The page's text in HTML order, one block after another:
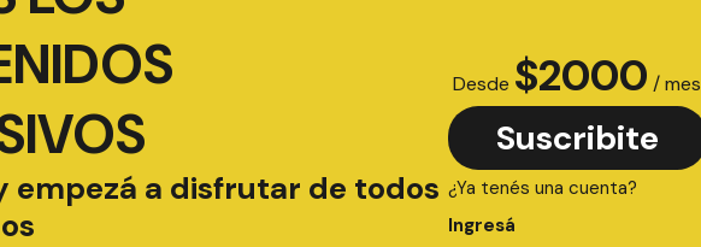
empezá a disfrutar de todos
Desde $2000 / mes
Suscribite
¿Ya tenés una cuenta?
Ingresá